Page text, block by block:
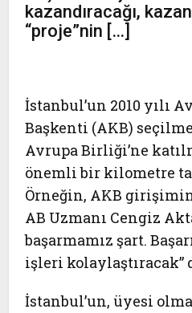
kazandıracağı,
“proje”nin […]
İstanbul’un 2010 yılı
Başkenti (AKB)
Avrupa Birliği’ne
önemli bir kilometre
Örneğin, AKB
AB Uzmanı Cengiz
başarmamız şart.
işleri kolaylaştıracak”
İstanbul’un, üyesi